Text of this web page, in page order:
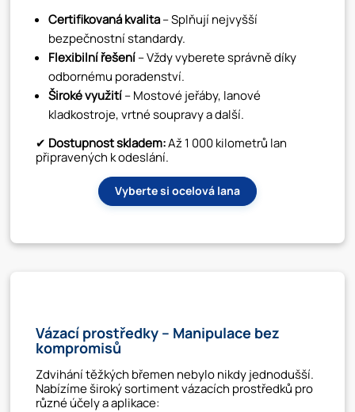
Certifikovaná kvalita– Splňují nejvyšší
bezpečnostní standardy.
Flexibilní řešení– Vždy vyberete správně díky
odbornému poradenství.
Široké využití– Mostové jeřáby, lanové
kladkostroje, vrtné soupravy a další.
✔ Dostupnost skladem:Až 1 000 kilometrů lan
připravených k odeslání.
Vyberte si ocelová lana
Vázací prostředky – Manipulace bez
kompromisů
Zdvihání těžkých břemen nebylo nikdy jednodušší.
Nabízíme široký sortiment vázacích prostředků pro
různé účely a aplikace: